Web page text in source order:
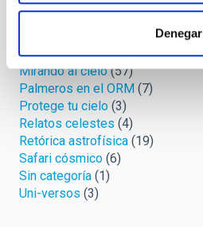
Denegar
IYL 2015, luces y ¡acción!
(13)
Microrrelatos cósmicos(36)
Mirando al cielo(57)
Palmeros en el ORM (7)
Protege tu cielo (3)
Relatos celestes (4)
Retórica astrofísica (19)
Safari cósmico (6)
Sin categoría (1)
Uni-versos (3)